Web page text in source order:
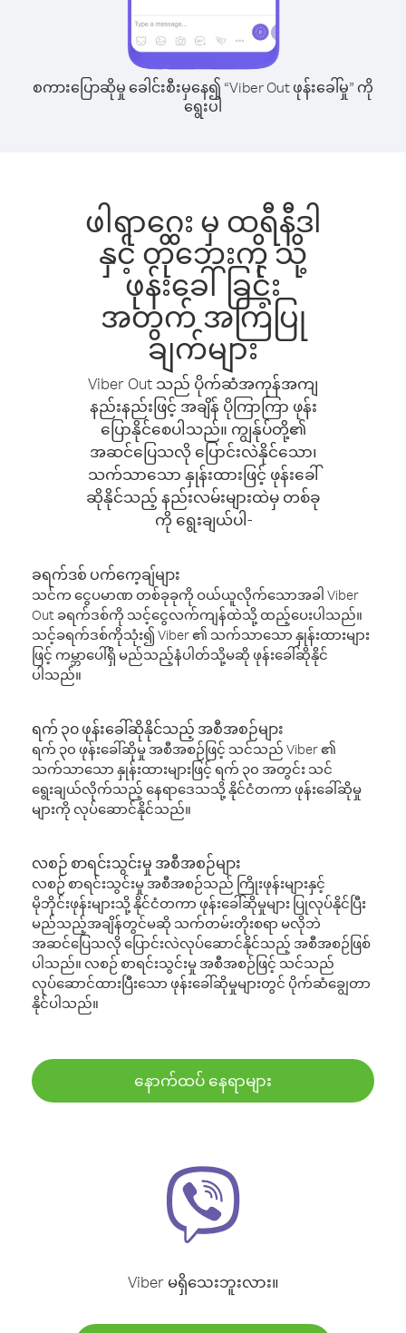
စကားပြောဆိုမှု ခေါင်းစီးမှနေ၍ “Viber Out ဖုန်းခေါ်မှု” ကို
ရွေးပါ
ဖါရာဂွေး မှ ထရီနီဒါ
နှင့် တိုဘေးကို သို့
ဖုန်းခေါ်ခြင်း
အတွက် အကြံပြု
ချက်များ
Viber Out သည် ပိုက်ဆံအကုန်အကျ
နည်းနည်းဖြင့် အချိန် ပိုကြာကြာ ဖုန်း
ပြောနိုင်စေပါသည်။ ကျွန်ုပ်တို့၏
အဆင်ပြေသလို ပြောင်းလဲနိုင်သော၊
သက်သာသော နှုန်းထားဖြင့် ဖုန်းခေါ်
ဆိုနိုင်သည့် နည်းလမ်းများထဲမှ တစ်ခု
ကို ရွေးချယ်ပါ-
ခရက်ဒစ် ပက်ကေ့ချ်များ
သင်က ငွေပမာဏ တစ်ခုခုကို ဝယ်ယူလိုက်သောအခါ Viber
Out ခရက်ဒစ်ကို သင့်ငွေလက်ကျန်ထဲသို့ ထည့်ပေးပါသည်။
သင့်ခရက်ဒစ်ကိုသုံး၍ Viber ၏ သက်သာသော နှုန်းထားများ
ဖြင့် ကမ္ဘာပေါ်ရှိ မည်သည့်နံပါတ်သို့မဆို ဖုန်းခေါ်ဆိုနိုင်
ပါသည်။
ရက် ၃၀ ဖုန်းခေါ်ဆိုနိုင်သည့် အစီအစဉ်များ
ရက် ၃၀ ဖုန်းခေါ်ဆိုမှု အစီအစဉ်ဖြင့် သင်သည် Viber ၏
သက်သာသော နှုန်းထားများဖြင့် ရက် ၃၀ အတွင်း သင်
ရွေးချယ်လိုက်သည့် နေရာဒေသသို့ နိုင်ငံတကာ ဖုန်းခေါ်ဆိုမှု
များကို လုပ်ဆောင်နိုင်သည်။
လစဉ် စာရင်းသွင်းမှု အစီအစဉ်များ
လစဉ် စာရင်းသွင်းမှု အစီအစဉ်သည် ကြိုးဖုန်းများနှင့်
မိုဘိုင်းဖုန်းများသို့ နိုင်ငံတကာ ဖုန်းခေါ်ဆိုမှုများ ပြုလုပ်နိုင်ပြီး
မည်သည့်အချိန်တွင်မဆို သက်တမ်းတိုးစရာ မလိုဘဲ
အဆင်ပြေသလို ပြောင်းလဲလုပ်ဆောင်နိုင်သည့် အစီအစဉ်ဖြစ်
ပါသည်။ လစဉ် စာရင်းသွင်းမှု အစီအစဉ်ဖြင့် သင်သည်
လုပ်ဆောင်ထားပြီးသော ဖုန်းခေါ်ဆိုမှုများတွင် ပိုက်ဆံချွေတာ
နိုင်ပါသည်။
နောက်ထပ် နေရာများ
Viber မရှိသေးဘူးလား။